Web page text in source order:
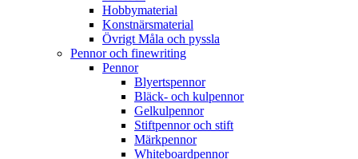
Hobbymaterial
Konstnärsmaterial
Övrigt Måla och pyssla
Pennor och finewriting
Pennor
Blyertspennor
Bläck- och kulpennor
Gelkulpennor
Stiftpennor och stift
Märkpennor
Whiteboardpennor